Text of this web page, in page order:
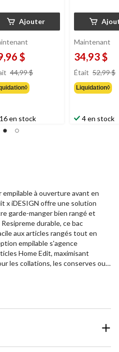
Ajouter
$
44,99 $
16 en stock
Maintenant
34,93 $
Était 52,99 $
Liquidation◊
4 en stock
à ouverture avant en
x iDESIGN offre une solution
garde-manger bien rangé et
durable, ce bac
aux articles rangés tout en
empilable s'agence
Home Edit, maximisant
les collations, les conserves ou